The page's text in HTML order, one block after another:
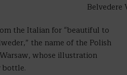
the Italian for “beautiful to
the name of the Polish
whose illustration
bottle.